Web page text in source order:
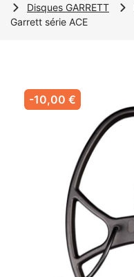
Disques GARRETT
Garrett série ACE
-10,00 €